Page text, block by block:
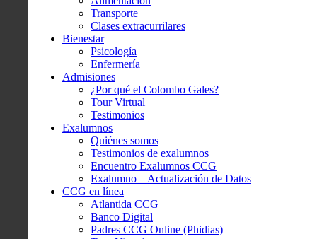
Transporte
Clases extracurrilares
Bienestar
Psicología
Enfermería
Admisiones
¿Por qué el Colombo Gales?
Tour Virtual
Testimonios
Exalumnos
Quiénes somos
Testimonios de exalumnos
Encuentro Exalumnos CCG
Exalumno – Actualización de Datos
CCG en línea
Atlantida CCG
Banco Digital
Padres CCG Online (Phidias)